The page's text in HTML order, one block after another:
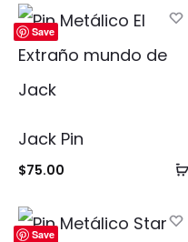
Save
Jack Pin
$75.00
Save